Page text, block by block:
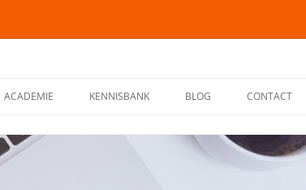
ACADEMIE KENNISBANK BLOG CONTACT